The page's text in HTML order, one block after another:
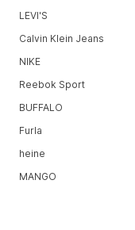
LEVI'S
Calvin Klein Jeans
NIKE
Reebok Sport
BUFFALO
Furla
heine
MANGO